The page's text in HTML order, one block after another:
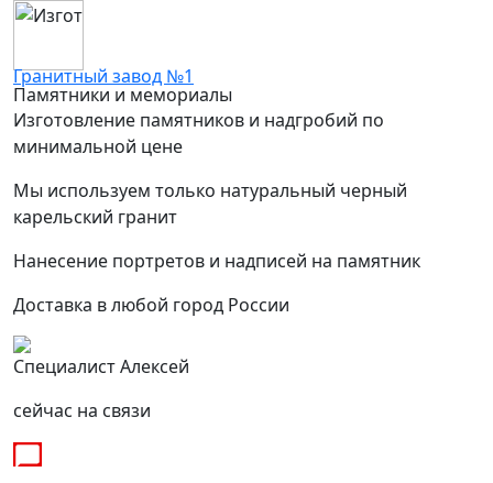
Гранитный завод №1
Памятники и мемориалы
Изготовление памятников и надгробий по
минимальной цене
Мы используем только натуральный черный
карельский гранит
Нанесение портретов и надписей на памятник
Доставка в любой город России
Специалист Алексей
сейчас на связи